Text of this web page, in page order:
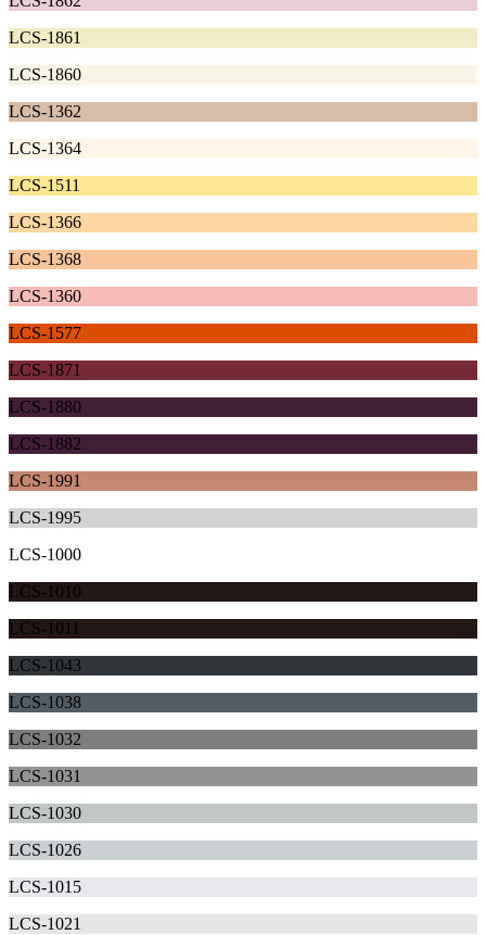
LCS-1861
LCS-1860
LCS-1362
LCS-1364
LCS-1511
LCS-1366
LCS-1368
LCS-1360
LCS-1577
LCS-1871
LCS-1880
LCS-1882
LCS-1991
LCS-1995
LCS-1000
LCS-1010
LCS-1011
LCS-1043
LCS-1038
LCS-1032
LCS-1031
LCS-1030
LCS-1026
LCS-1015
LCS-1021